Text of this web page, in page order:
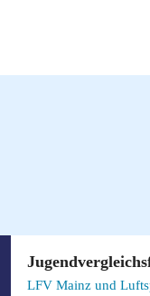
LFV Mainz und